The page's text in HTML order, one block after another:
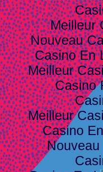
Meilleur
Nouveau
Casino En
Meilleur
Casino
Meilleur
Casino